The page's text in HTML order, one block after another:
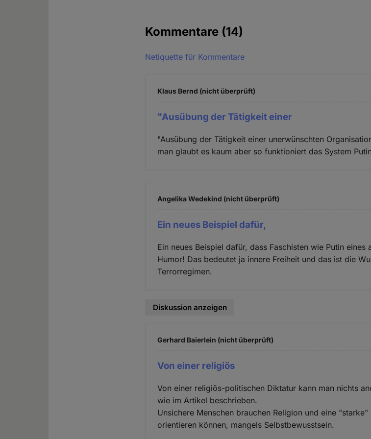
Kommentare (14)
Netiquette für Kommentare
Klaus Bernd (nicht überprüft)
"Ausübung der Tätigkeit einer
"Ausübung der Tätigkeit einer unerwünschten
man glaubt es kaum aber so funktioniert das System
Angelika Wedekind (nicht überprüft)
Ein neues Beispiel dafür,
Ein neues Beispiel dafür, dass Faschisten wie Putin eines
Humor! Das bedeutet ja innere Freiheit und das ist die
Terrorregimen.
Diskussion anzeigen
Gerhard Baierlein (nicht überprüft)
Von einer religiös
Von einer religiös-politischen Diktatur kann man nichts
wie im Artikel beschrieben.
Unsichere Menschen brauchen Religion und eine
orientieren können, mangels Selbstbewusstsein.